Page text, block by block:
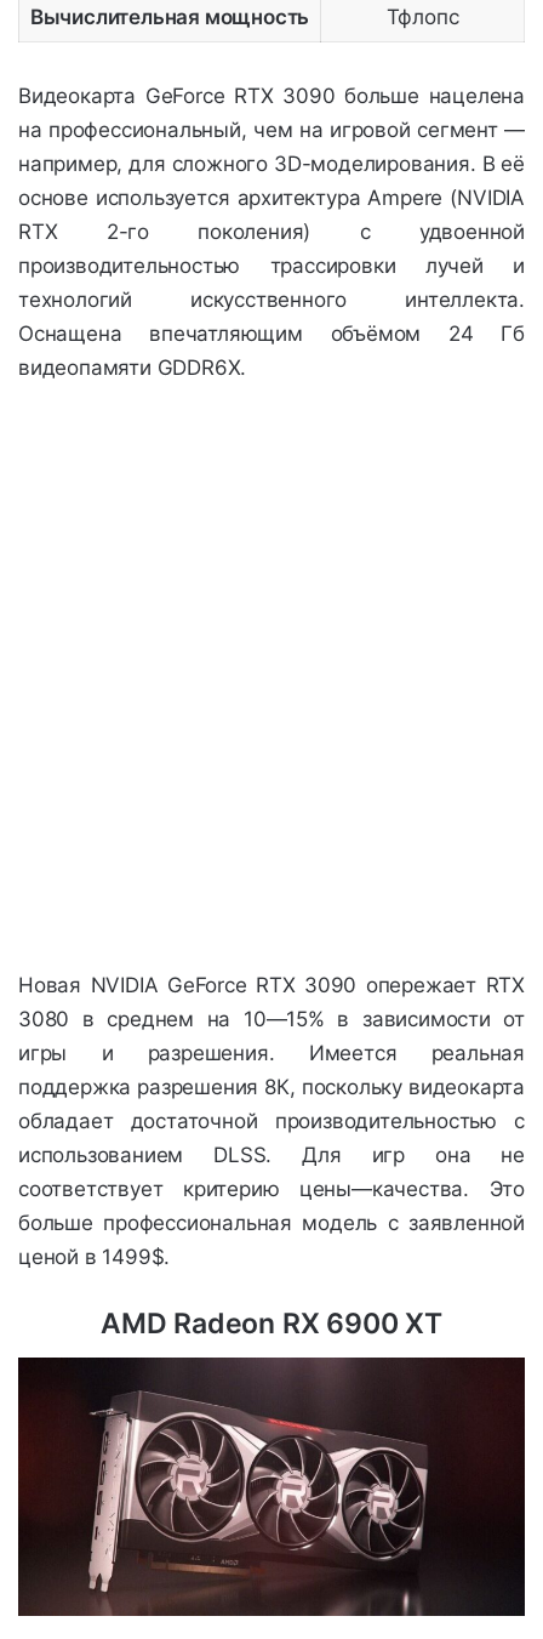
Вычислительная мощность
Тфлопс
Видеокарта GeForce RTX 3090 больше нацелена
на профессиональный, чем на игровой сегмент —
например, для сложного 3D-моделирования. В её
основе используется архитектура Ampere (NVIDIA
RTX 2-го поколения) с удвоенной
производительностью трассировки лучей и
технологий искусственного интеллекта.
Оснащена впечатляющим объёмом 24 Гб
видеопамяти GDDR6X.
Новая NVIDIA GeForce RTX 3090 опережает RTX
3080 в среднем на 10—15% в зависимости от
игры и разрешения. Имеется реальная
поддержка разрешения 8К, поскольку видеокарта
обладает достаточной производительностью с
использованием DLSS. Для игр она не
соответствует критерию цены—качества. Это
больше профессиональная модель с заявленной
ценой в 1499$.
AMD Radeon RX 6900 XT